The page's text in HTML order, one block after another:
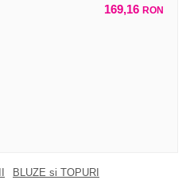
169,16 RON
BLUZE si TOPURI